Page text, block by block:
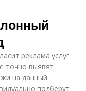
реклама услуг
точно выявят
на данный
подберут